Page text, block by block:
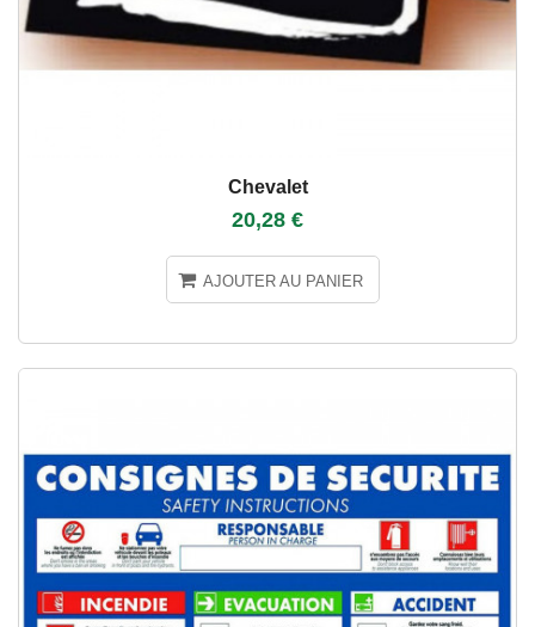
Chevalet
20,28 €
AJOUTER AU PANIER